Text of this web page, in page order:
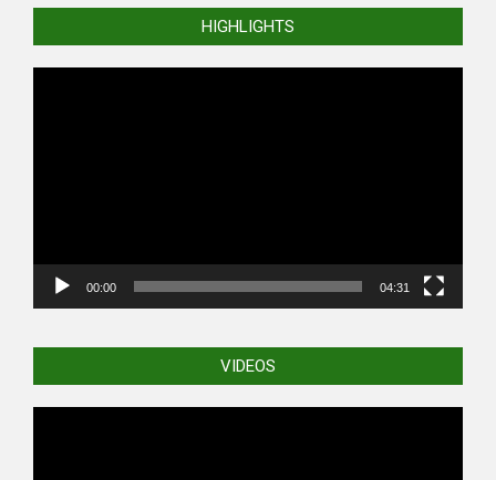
HIGHLIGHTS
00:00 04:31
VIDEOS